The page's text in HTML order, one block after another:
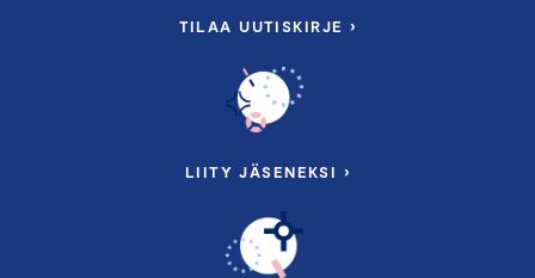
TILAA UUTISKIRJE ›
LIITY JÄSENEKSI ›